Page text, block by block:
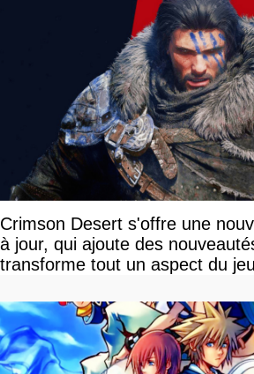
Crimson Desert s'offre une
à jour, qui ajoute des
transforme tout un aspect du jeu